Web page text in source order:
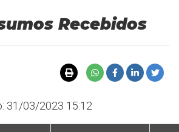
Recebidos
31/03/2023 15:12